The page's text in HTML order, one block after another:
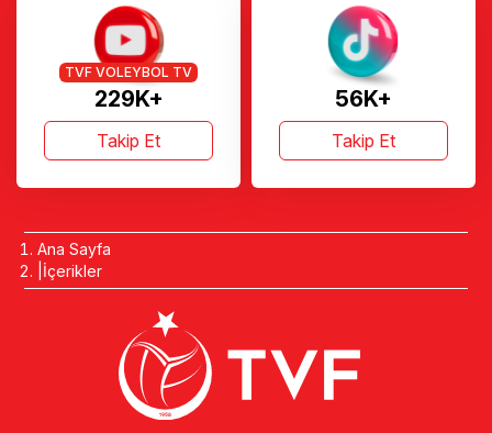
229K+
TVF VOLEYBOL TV
Takip Et
56K+
Takip Et
Ana Sayfa
İçerikler